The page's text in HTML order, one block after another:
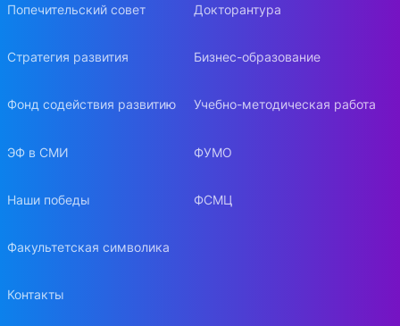
Попечительский совет
Стратегия развития
Фонд содействия развитию
ЭФ в СМИ
Наши победы
Факультетская символика
Контакты
Докторантура
Бизнес-образование
Учебно-методическая работа
ФУМО
ФСМЦ